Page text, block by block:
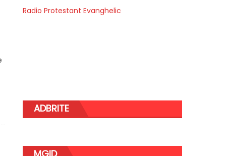
Radio Protestant Evanghelic
ADBRITE